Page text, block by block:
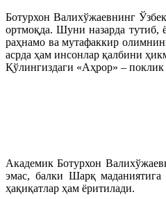
Ботурхон Валихўжаевнинг
ортмоқда. Шуни назарда
раҳнамо ва мутафаккир
асрда ҳам инсонлар қалбини
Қўлингиздаги «Аҳрор» – поклик
Академик Ботурхон
эмас, балки Шарқ маданиятига
ҳақиқатлар ҳам ёритилади.